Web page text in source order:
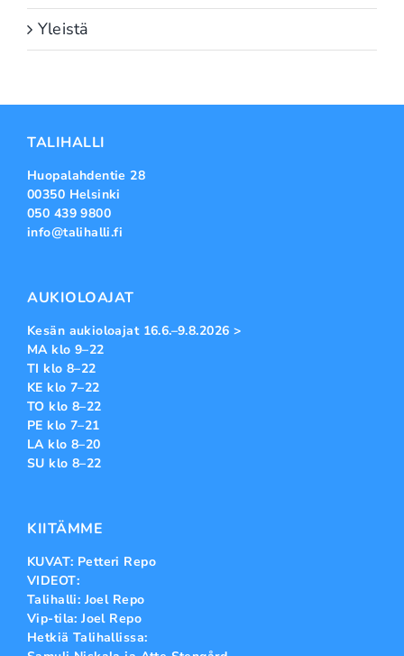
Yleistä
TALIHALLI
Huopalahdentie 28
00350 Helsinki
050 439 9800
info@talihalli.fi
AUKIOLOAJAT
Kesän aukioloajat 16.6.–9.8.2026 >
MA klo 9–22
TI klo 8–22
KE klo 7–22
TO klo 8–22
PE klo 7–21
LA klo 8–20
SU klo 8–22
KIITÄMME
KUVAT: Petteri Repo
VIDEOT:
Talihalli: Joel Repo
Vip-tila: Joel Repo
Hetkiä Talihallissa: